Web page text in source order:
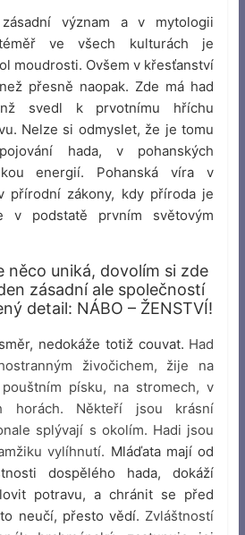
význam a v mytologii
ve všech kulturách je
moudrosti. Ovšem v křesťanství
přesně naopak. Zde má had
svedl k prvotnímu hříchu
Nelze si odmyslet, že je tomu
hada, v pohanských
energií. Pohanská víra v
přírodní zákony, kdy příroda je
v podstatě prvním světovým
něco uniká, dovolím si zde
zásadní ale společností
detail: NÁBO – ŽENSTVÍ!
nedokáže totiž couvat. Had
živočichem, žije na
písku, na stromech, v
horách. Někteří jsou krásní
splývají s okolím. Hadi jsou
vylíhnutí. Mláďata mají od
dospělého hada, dokáží
potravu, a chránit se před
neučí, přesto vědí. Zvláštností